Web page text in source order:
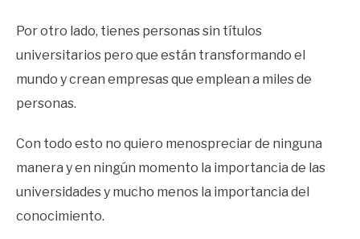
Por otro lado, tienes personas sin títulos
universitarios pero que están transformando el
mundo y crean empresas que emplean a miles de
personas.
Con todo esto no quiero menospreciar de ninguna
manera y en ningún momento la importancia de las
universidades y mucho menos la importancia del
conocimiento.